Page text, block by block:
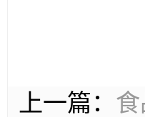
上一篇：